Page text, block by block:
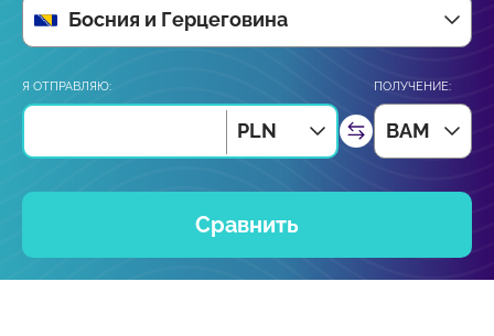
Босния и Герцеговина
Я ОТПРАВЛЯЮ:
PLN
ПОЛУЧЕНИЕ:
BAM
Сравнить